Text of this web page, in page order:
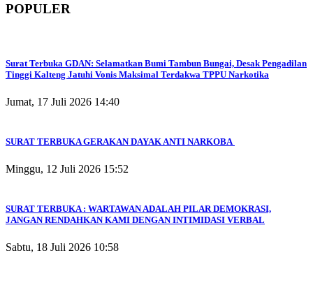
POPULER
Surat Terbuka GDAN: Selamatkan Bumi Tambun Bungai, Desak Pengadilan
Tinggi Kalteng Jatuhi Vonis Maksimal Terdakwa TPPU Narkotika
Jumat, 17 Juli 2026 14:40
SURAT TERBUKA GERAKAN DAYAK ANTI NARKOBA
Minggu, 12 Juli 2026 15:52
SURAT TERBUKA : WARTAWAN ADALAH PILAR DEMOKRASI,
JANGAN RENDAHKAN KAMI DENGAN INTIMIDASI VERBAL
Sabtu, 18 Juli 2026 10:58